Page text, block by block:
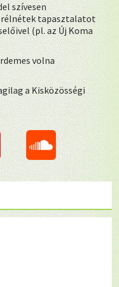
szívesen
tapasztalatot
(pl. az Új Koma
volna
a Kisközösségi